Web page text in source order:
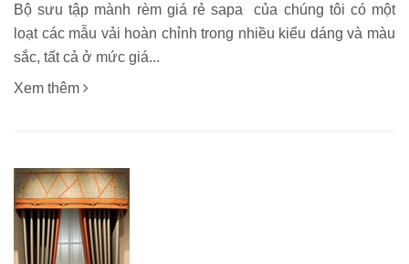
Bộ sưu tập mành rèm giá rẻ sapa của chúng tôi có một
loạt các mẫu vải hoàn chỉnh trong nhiều kiểu dáng và màu
sắc, tất cả ở mức giá...
Xem thêm